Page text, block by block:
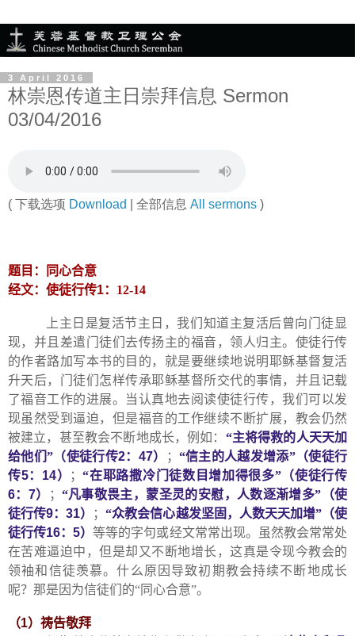
3 April 2016
林崇恩传道主日崇拜信息 Sermon
03/04/2016
( 下载选项 Download | 全部信息 All sermons )
题目：同心合意
经文：使徒行传1： 12-14
上主日是复活节主日，我们知道主复活后曾向门徒显
现，并且差遣门徒们去传扬主的福音，领人归主。使徒行传
的作者路加写本书的目的，就是要继续地说明耶稣基督复活
升天后，门徒们怎样传承耶稣基督所交代的事情，并且记载
了福音工作的进展。当认真地去阅读使徒行传，我们可以发
现虽然受到逼迫，但是福音的工作继续不断扩展，教会仍然
被建立，甚至教会不断地成长，例如： “主将得救的人天天加
给他们”（使徒行传2： 47） ； “信主的人越发增添”（使徒行
传5： 14） ；“在耶路撒冷门徒数目增加得很多”（使徒行传
6： 7） ； “凡事敬畏主，蒙圣灵的安慰，人数逐渐增多”（使
徒行传9：31） ；“众教会信心越发坚固，人数天天加增”（使
徒行传16：5）等等的字句或经文常常出现。虽然教会常常处
在苦难逼迫中，但是却又不断地增长，这真是令现今教会的
领袖和信徒羡慕。什么原因导致初期教会持续不断地成长
呢？那是因为信徒们的“同心合意”。
（1）祷告敬拜